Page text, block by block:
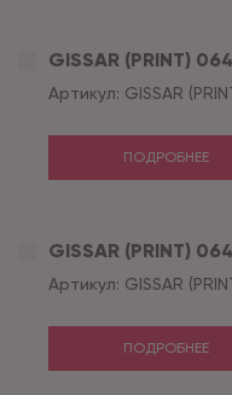
GISSAR (PRINT)
Артикул: GISSAR
ПОДРОБНЕЕ
GISSAR (PRINT)
Артикул: GISSAR
ПОДРОБНЕЕ